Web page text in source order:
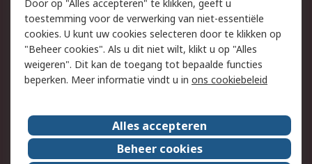
Cookiebeleid
Email veiligheid
Privacybeleid
Websitevoorwaarden
Algemene
verkoopvoorwaarden
Over RS
RS Group
Over ons
Door op "Alles accepteren" te klikken, geeft u
toestemming voor de verwerking van niet-essentiële
cookies. U kunt uw cookies selecteren door te klikken op
"Beheer cookies". Als u dit niet wilt, klikt u op "Alles
weigeren". Dit kan de toegang tot bepaalde functies
beperken. Meer informatie vindt u in ons cookiebeleid
Alles accepteren
Beheer cookies